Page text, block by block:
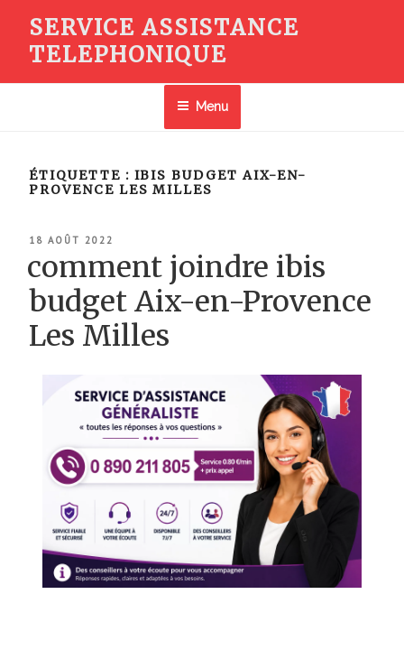
contenu
SERVICE ASSISTANCE
TELEPHONIQUE
Menu
ÉTIQUETTE : IBIS BUDGET AIX-EN-
PROVENCE LES MILLES
PUBLIÉ
18 AOÛT 2022
comment joindre ibis
budget Aix-en-Provence
Les Milles